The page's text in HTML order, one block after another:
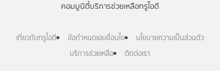
คอมมูนิตี้บริการช่วยเหลือทรูไอดี
เกี่ยวกับทรูไอดี ข้อกำหนดและเงื่อนไข
นโยบายความเป็นส่วนตัว
บริการช่วยเหลือ
ติดต่อเรา